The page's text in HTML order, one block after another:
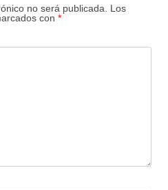
no será publicada. Los
con *